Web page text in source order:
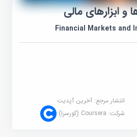
ابزارهای مالی
انتشار مرجع:آخرین آپدیت
شرکت:Coursera (کورسرا)